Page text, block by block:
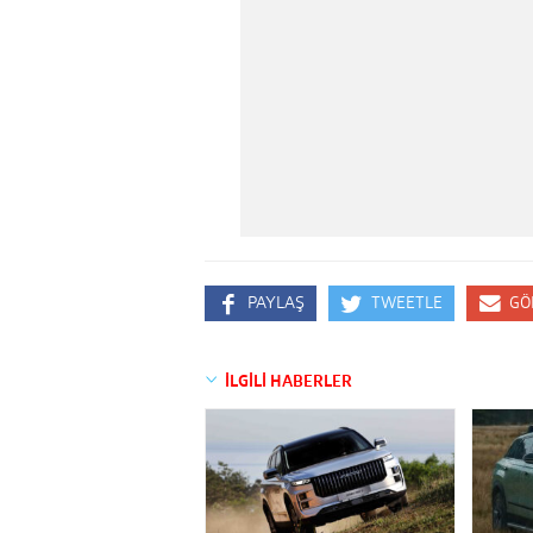
PAYLAŞ TWEETLE
İLGİLİ HABERLER